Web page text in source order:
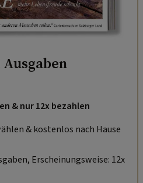
& nur 12x bezahlen
& kostenlos nach Hause
Erscheinungsweise: 12x